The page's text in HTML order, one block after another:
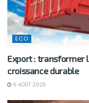
ECO
Export : transformer
croissance durable
6 AOÛT 2026